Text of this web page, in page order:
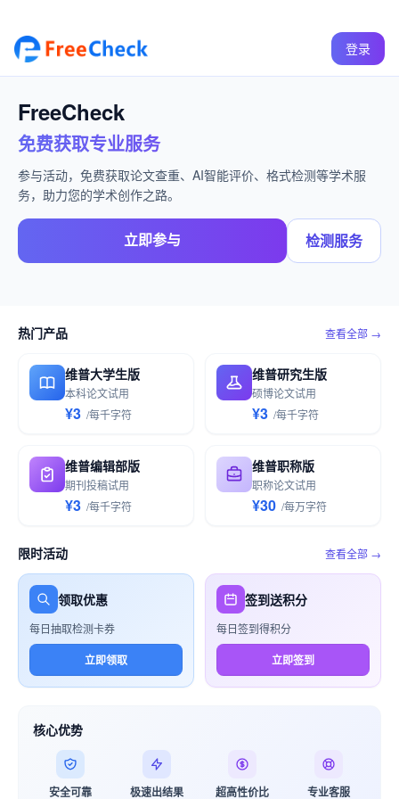
登录
FreeCheck
免费获取专业服务
参与活动，免费获取论文查重、AI智能评价、格式检测等学术服
务，助力您的学术创作之路。
立即参与 检测服务
热门产品 查看全部 →
维普大学生版
本科论文试用
¥3 /每千字符
维普研究生版
硕博论文试用
¥3 /每千字符
维普编辑部版
期刊投稿试用
¥3 /每千字符
维普职称版
职称论文试用
¥30 /每万字符
限时活动 查看全部 →
领取优惠
每日抽取检测卡券
立即领取
签到送积分
每日签到得积分
立即签到
核心优势
安全可靠 极速出结果 超高性价比 专业客服